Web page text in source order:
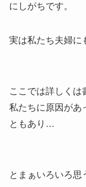
にしがちです。
実は私たち夫婦に
ここでは詳しくは
私たちに原因があ
ともあり…
とまぁいろいろ思